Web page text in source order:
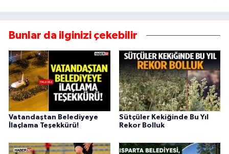
Bunlar da ilginizi çekebilir
Vatandaştan Belediyeye
İlaçlama Teşekkürü!
Sütçüler Kekiğinde Bu Yıl
Rekor Bolluk